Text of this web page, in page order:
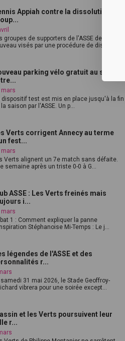
Appiah contre la dissolution des
groupes de supporters de l'ASSE de
visés par une procédure de dissol...
parking vélo gratuit au stade :
mars
dispositif test est mis en place jusqu'à la fin
saison par l'ASSE. Un p...
Verts corrigent Annecy au terme
fest...
mars
Verts alignent un 7e match sans défaite.
semaine après un triste 0-0 à G...
ASSE : Les Verts freinés mais
i...
mars
1 : Comment expliquer la panne
Stéphanoise Mi-Temps : Le j...
légendes de l'ASSE et des
r...
samedi 31 mai 2026, le Stade Geoffroy-
vibrera pour une soirée except...
et les Verts poursuivent leur
r...